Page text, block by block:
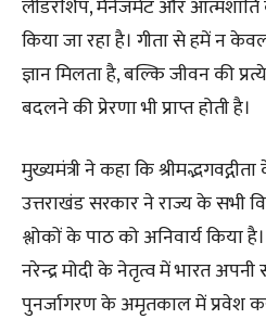
लीडरशिप, मैनेजमेंट और आत्मशांति
किया जा रहा है। गीता से हमें न
ज्ञान मिलता है, बल्कि जीवन की
बदलने की प्रेरणा भी प्राप्त होती है।
मुख्यमंत्री ने कहा कि
उत्तराखंड सरकार ने राज्य के सभी
श्लोकों के पाठ को अनिवार्य किया है।
नरेन्द्र मोदी के नेतृत्व में भारत
पुनर्जागरण के अमृतकाल में प्रवेश